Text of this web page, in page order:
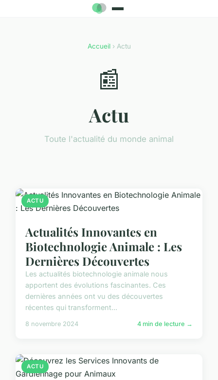
Accueil› Actu
📰
Actu
Toute l'actualité du monde animal
ACTU
Actualités Innovantes en
Biotechnologie Animale : Les
Dernières Découvertes
Les actualités biotechnologie animale nous
apportent des évolutions fascinantes. Ces
dernières années ont vu des découvertes
récentes qui transforment...
8 novembre 2024 4 min de lecture →
ACTU